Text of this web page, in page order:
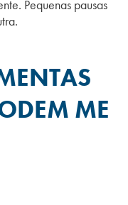
Pequenas pausas
ME